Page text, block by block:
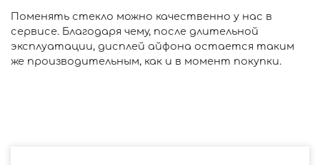
Поменять стекло можно качественно у нас в
сервисе. Благодаря чему, после длительной
эксплуатации, дисплей айфона остается таким
же производительным, как и в момент покупки.